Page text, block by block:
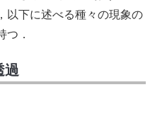
以下に述べる種々の現象の
つ．
過